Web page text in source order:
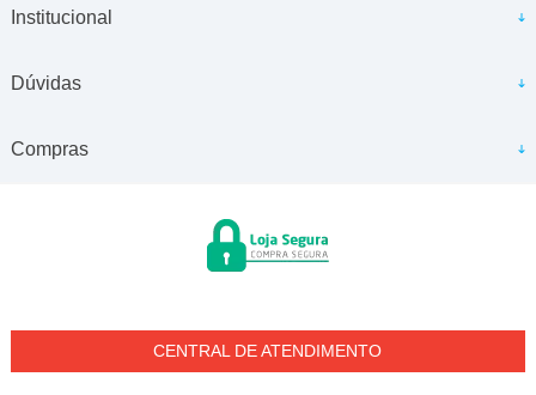
Institucional
Dúvidas
Compras
CENTRAL DE ATENDIMENTO